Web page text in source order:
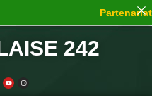
242
Partenariat